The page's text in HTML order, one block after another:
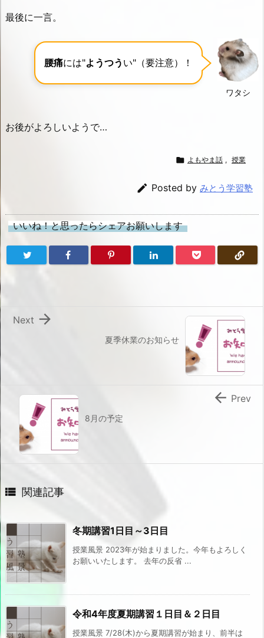
最後に一言。
ワタシ
腰痛には"ようつう い"（要注意）！
お後がよろしいようで…
 よもやま話 , 授業
 Posted by みとう学習塾
いいね！と思ったらシェアお願いします
夏季休業のお知らせ

Next
8月の予定
 Prev
 関連記事
冬期講習1日目～3日目
授業風景 2023年が始まりました。今年もよろしく
お願いいたします。 去年の反省 ...
令和4年度夏期講習１日目＆２日目
授業風景 7/28(木)から夏期講習が始まり、前半は